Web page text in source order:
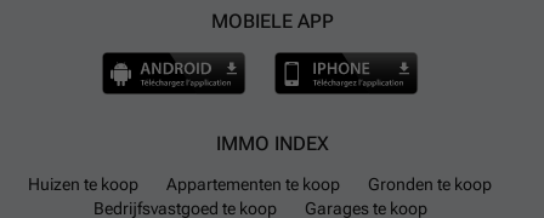
MOBIELE APP
IMMO INDEX
Huizen te koop Appartementen te koop
Gronden te koop
Bedrijfsvastgoed te koop
Garages te koop